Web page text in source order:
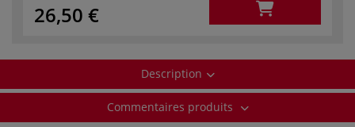
26,50 €
Description
Commentaires produits